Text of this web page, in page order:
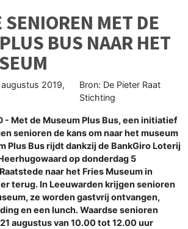
SENIOREN MET DE
BUS NAAR HET
2019,
Bron: De Pieter Raat
Stichting
- Met de Museum Plus Bus, een initiatief
senioren de kans om naar het museum
Plus Bus rijdt dankzij de BankGiro Loterij
op donderdag 5
naar het Fries Museum in
terug. In Leeuwarden krijgen senioren
ze worden gastvrij ontvangen,
en een lunch. Waardse senioren
augustus van 10.00 tot 12.00 uur